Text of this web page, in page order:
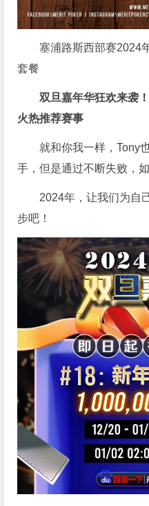
塞浦路斯西部赛2024
套餐
双旦嘉年华狂欢来袭
火热推荐赛事
就和你我一样，Tony
手，但是通过不断失败，
2024年，让我们为自
步吧！